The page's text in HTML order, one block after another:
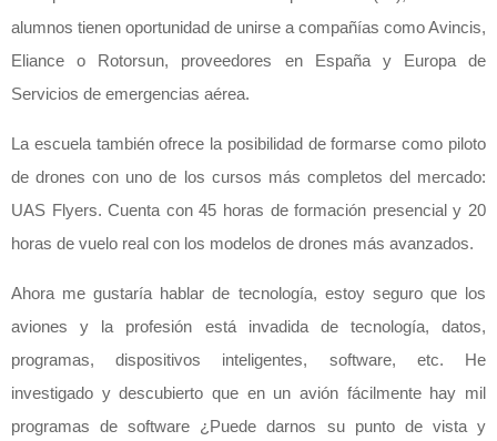
alumnos tienen oportunidad de unirse a compañías como Avincis,
Eliance o Rotorsun, proveedores en España y Europa de
Servicios de emergencias aérea.
La escuela también ofrece la posibilidad de formarse como piloto
de drones con uno de los cursos más completos del mercado:
UAS Flyers. Cuenta con 45 horas de formación presencial y 20
horas de vuelo real con los modelos de drones más avanzados.
Ahora me gustaría hablar de tecnología, estoy seguro que los
aviones y la profesión está invadida de tecnología, datos,
programas, dispositivos inteligentes, software, etc. He
investigado y descubierto que en un avión fácilmente hay mil
programas de software ¿Puede darnos su punto de vista y